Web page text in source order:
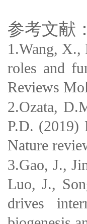
参考文献
1.Wang, X.,
roles and
Reviews
2.Ozata,
P.D. (2019)
Nature
3.Gao, J.,
Luo, J.,
drives